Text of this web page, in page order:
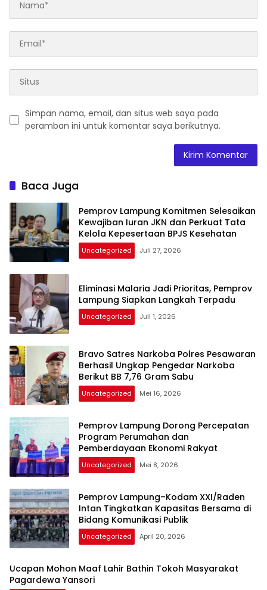
Simpan nama, email, dan situs web saya pada
peramban ini untuk komentar saya berikutnya.
Baca Juga
Pemprov Lampung Komitmen Selesaikan
Kewajiban Iuran JKN dan Perkuat Tata
Kelola Kepesertaan BPJS Kesehatan
Uncategorized Juli 27, 2026
Eliminasi Malaria Jadi Prioritas, Pemprov
Lampung Siapkan Langkah Terpadu
Uncategorized Juli 1, 2026
Bravo Satres Narkoba Polres Pesawaran
Berhasil Ungkap Pengedar Narkoba
Berikut BB 7,76 Gram Sabu
Uncategorized Mei 16, 2026
Pemprov Lampung Dorong Percepatan
Program Perumahan dan
Pemberdayaan Ekonomi Rakyat
Uncategorized Mei 8, 2026
Pemprov Lampung–Kodam XXI/Raden
Intan Tingkatkan Kapasitas Bersama di
Bidang Komunikasi Publik
Uncategorized April 20, 2026
Ucapan Mohon Maaf Lahir Bathin Tokoh Masyarakat
Pagardewa Yansori